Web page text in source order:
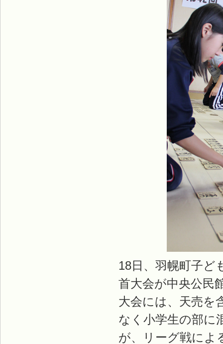
18日、羽幌町子ど
首大会が中央公民
大会には、天売を
なく小学生の部に
が、リーグ戦によ